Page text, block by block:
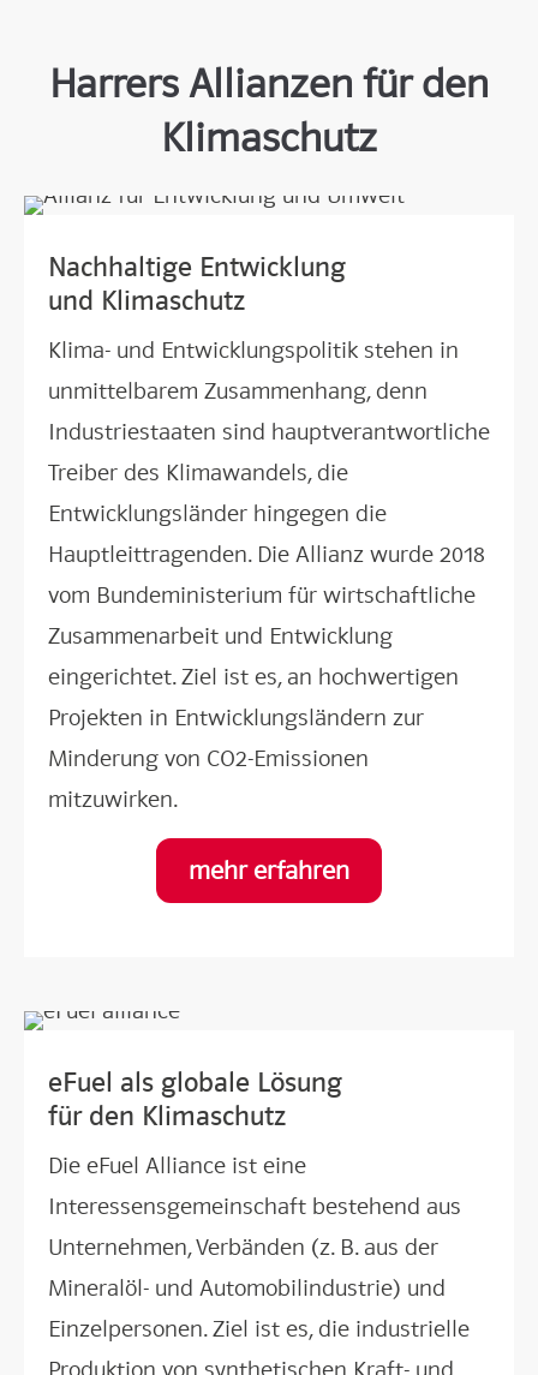
Harrers Allianzen für den
Klimaschutz
Nachhaltige Entwicklung
und Klimaschutz
Klima- und Entwicklungspolitik stehen in
unmittelbarem Zusammenhang, denn
Industriestaaten sind hauptverantwortliche
Treiber des Klimawandels, die
Entwicklungsländer hingegen die
Hauptleittragenden. Die Allianz wurde 2018
vom Bundeministerium für wirtschaftliche
Zusammenarbeit und Entwicklung
eingerichtet. Ziel ist es, an hochwertigen
Projekten in Entwicklungsländern zur
Minderung von CO2-Emissionen
mitzuwirken.
mehr erfahren
eFuel als globale Lösung
für den Klimaschutz
Die eFuel Alliance ist eine
Interessensgemeinschaft bestehend aus
Unternehmen, Verbänden (z. B. aus der
Mineralöl- und Automobilindustrie) und
Einzelpersonen. Ziel ist es, die industrielle